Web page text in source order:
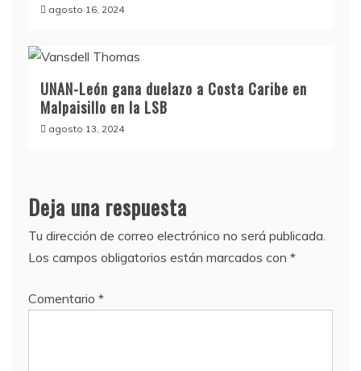
agosto 16, 2024
UNAN-León gana duelazo a Costa Caribe en
Malpaisillo en la LSB
agosto 13, 2024
Deja una respuesta
Tu dirección de correo electrónico no será publicada.
Los campos obligatorios están marcados con *
Comentario *